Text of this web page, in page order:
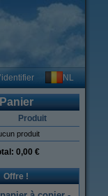
NL
Panier
Produit
produit
0,00 €
Offre !